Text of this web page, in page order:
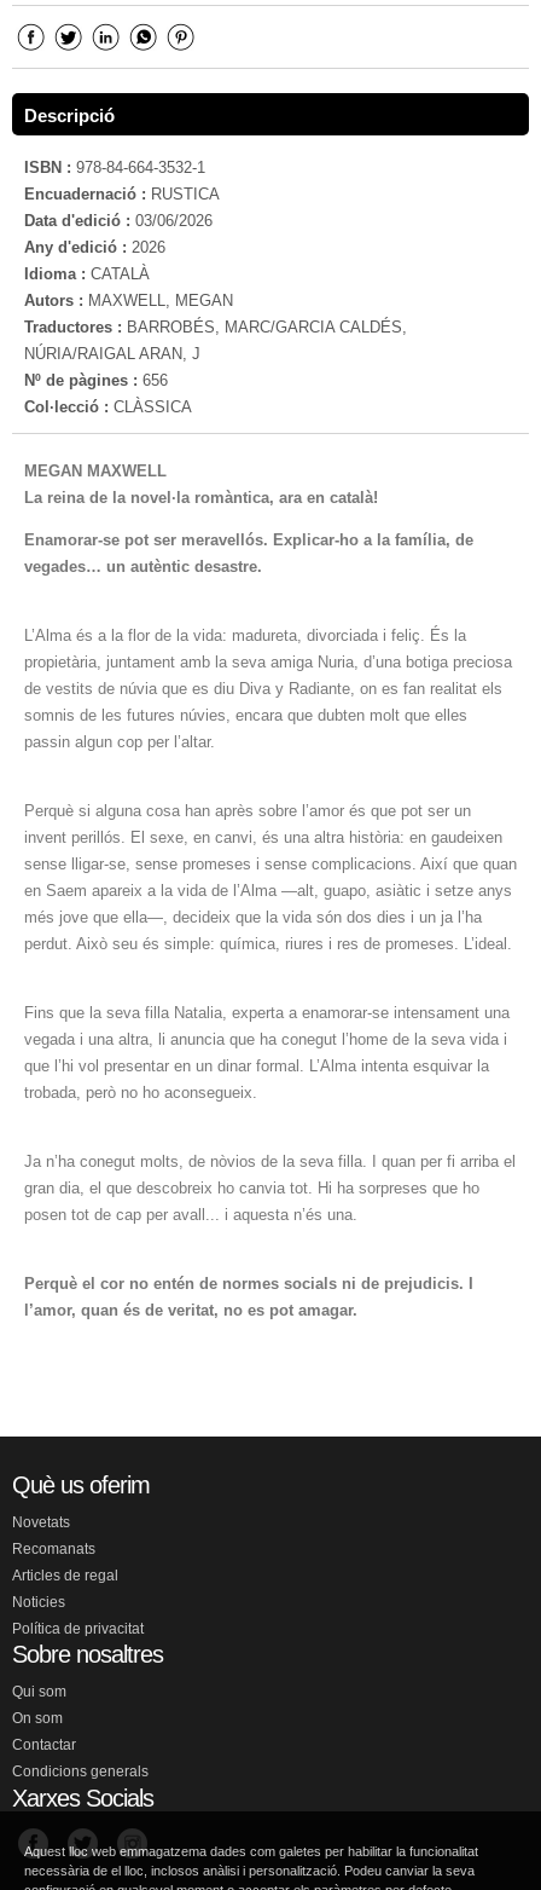
Descripció
ISBN : 978-84-664-3532-1
Encuadernació : RUSTICA
Data d'edició : 03/06/2026
Any d'edició : 2026
Idioma : CATALÀ
Autors : MAXWELL, MEGAN
Traductores : BARROBÉS, MARC/GARCIA CALDÉS,
NÚRIA/RAIGAL ARAN, J
Nº de pàgines : 656
Col·lecció : CLÀSSICA
MEGAN MAXWELL
La reina de la novel·la romàntica, ara en català!
Enamorar-se pot ser meravellós. Explicar-ho a la família, de
vegades… un autèntic desastre.
L’Alma és a la flor de la vida: madureta, divorciada i feliç. És la
propietària, juntament amb la seva amiga Nuria, d’una botiga preciosa
de vestits de núvia que es diu Diva y Radiante, on es fan realitat els
somnis de les futures núvies, encara que dubten molt que elles
passin algun cop per l’altar.
Perquè si alguna cosa han après sobre l’amor és que pot ser un
invent perillós. El sexe, en canvi, és una altra història: en gaudeixen
sense lligar-se, sense promeses i sense complicacions. Així que quan
en Saem apareix a la vida de l’Alma —alt, guapo, asiàtic i setze anys
més jove que ella—, decideix que la vida són dos dies i un ja l’ha
perdut. Això seu és simple: química, riures i res de promeses. L’ideal.
Fins que la seva filla Natalia, experta a enamorar-se intensament una
vegada i una altra, li anuncia que ha conegut l’home de la seva vida i
que l’hi vol presentar en un dinar formal. L’Alma intenta esquivar la
trobada, però no ho aconsegueix.
Ja n’ha conegut molts, de nòvios de la seva filla. I quan per fi arriba el
gran dia, el que descobreix ho canvia tot. Hi ha sorpreses que ho
posen tot de cap per avall... i aquesta n’és una.
Perquè el cor no entén de normes socials ni de prejudicis. I
l’amor, quan és de veritat, no es pot amagar.
Què us oferim
Novetats
Recomanats
Articles de regal
Noticies
Política de privacitat
Sobre nosaltres
Qui som
On som
Contactar
Condicions generals
Xarxes Socials
Aquest lloc web emmagatzema dades com galetes per habilitar la funcionalitat
necessària de el lloc, inclosos anàlisi i personalització. Podeu canviar la seva